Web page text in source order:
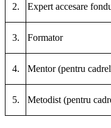
2. Expert accesare
3. Formator
4. Mentor (pentru
5. Metodist (pentru